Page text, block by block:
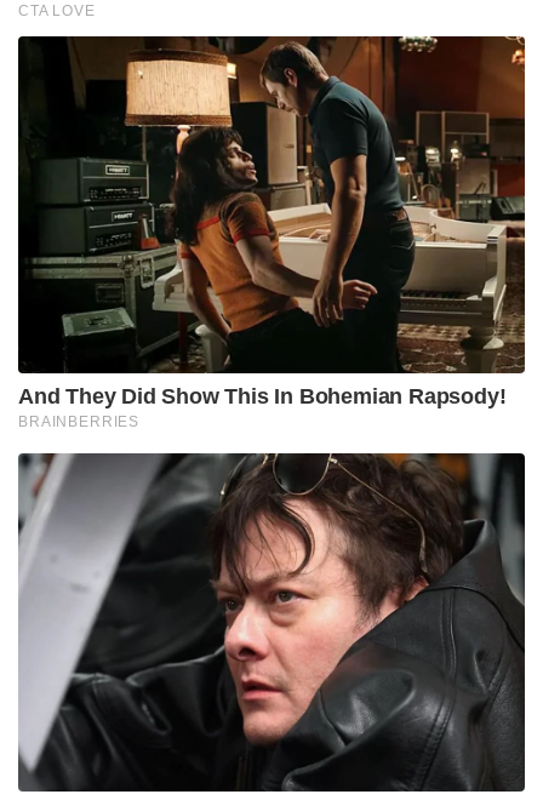
CTA LOVE
And They Did Show This In Bohemian Rapsody!
BRAINBERRIES